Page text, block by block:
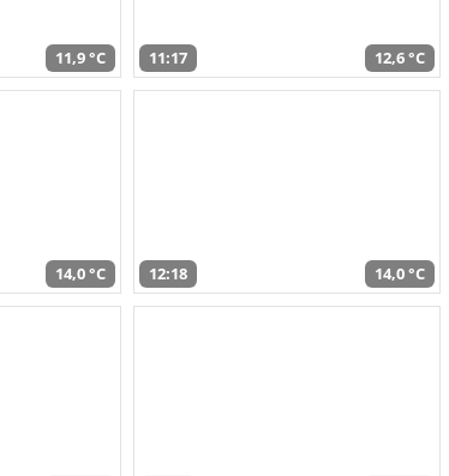
11,9 °C 11:17 12,6 °C
14,0 °C 12:18 14,0 °C